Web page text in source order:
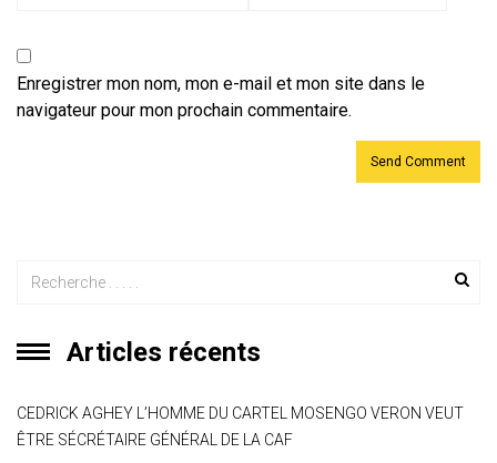
Enregistrer mon nom, mon e-mail et mon site dans le
navigateur pour mon prochain commentaire.
Articles récents
CEDRICK AGHEY L’HOMME DU CARTEL MOSENGO VERON VEUT
ÊTRE SÉCRÉTAIRE GÉNÉRAL DE LA CAF